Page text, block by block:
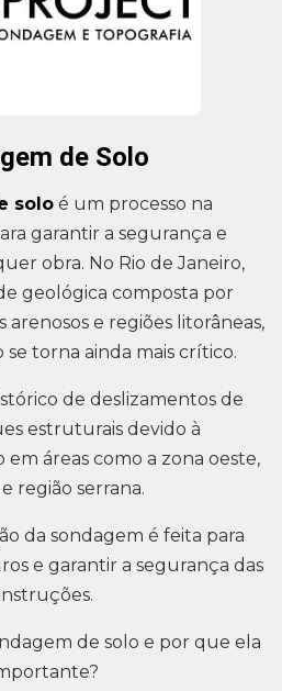
de Solo
solo é um processo na
garantir a segurança e
obra. No Rio de Janeiro,
geológica composta por
arenosos e regiões litorâneas,
torna ainda mais crítico.
de deslizamentos de
estruturais devido à
áreas como a zona oeste,
região serrana.
da sondagem é feita para
e garantir a segurança das
de solo e por que ela